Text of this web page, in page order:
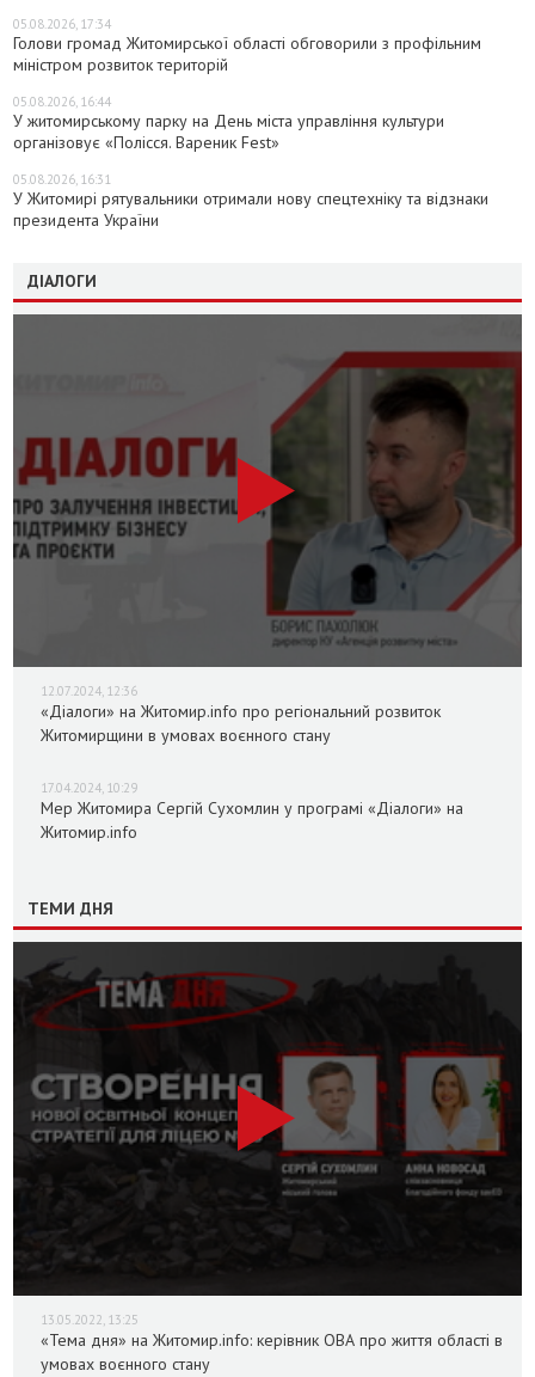
05.08.2026, 17:34
Голови громад Житомирської області обговорили з профільним
міністром розвиток територій
05.08.2026, 16:44
У житомирському парку на День міста управління культури
організовує «Полісся. Вареник Fest»
05.08.2026, 16:31
У Житомирі рятувальники отримали нову спецтехніку та відзнаки
президента України
ДІАЛОГИ
12.07.2024, 12:36
«Діалоги» на Житомир.info про регіональний розвиток
Житомирщини в умовах воєнного стану
17.04.2024, 10:29
Мер Житомира Сергій Сухомлин у програмі «Діалоги» на
Житомир.info
ТЕМИ ДНЯ
13.05.2022, 13:25
«Тема дня» на Житомир.info: керівник ОВА про життя області в
умовах воєнного стану